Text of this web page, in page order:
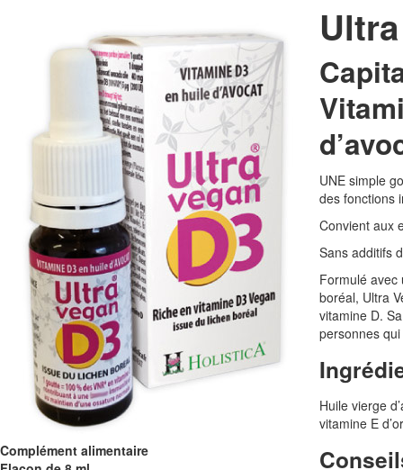
Complément alimentaire
UNE simple
des fonctions
Convient aux
Sans additifs
Formulé avec
boréal, Ultra
vitamine D.
personnes
Huile vierge
vitamine E